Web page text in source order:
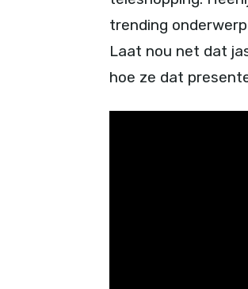
trending
Laat nou net dat
hoe ze dat